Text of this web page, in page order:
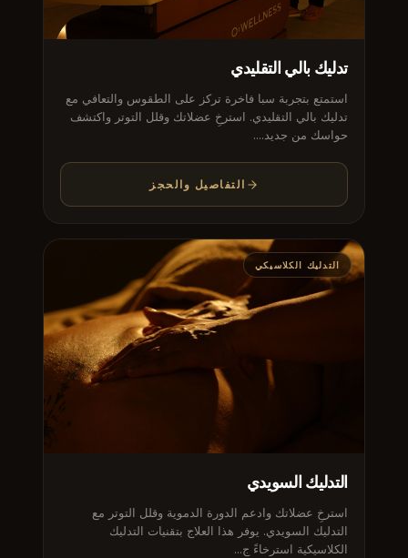
تدليك بالي التقليدي
استمتع بتجربة سبا فاخرة تركز على الطقوس والتعافي مع
تدليك بالي التقليدي. استرخِ عضلاتك وقلل التوتر واكتشف
حواسك من جديد....
التفاصيل والحجز
التدليك الكلاسيكي
التدليك السويدي
استرخِ عضلاتك وادعم الدورة الدموية وقلل التوتر مع
التدليك السويدي. يوفر هذا العلاج بتقنيات التدليك
الكلاسيكية استرخاءً ج...